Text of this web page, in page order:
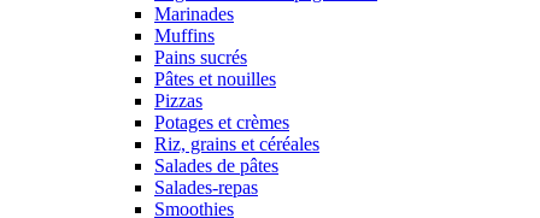
Marinades
Muffins
Pains sucrés
Pâtes et nouilles
Pizzas
Potages et crèmes
Riz, grains et céréales
Salades de pâtes
Salades-repas
Smoothies